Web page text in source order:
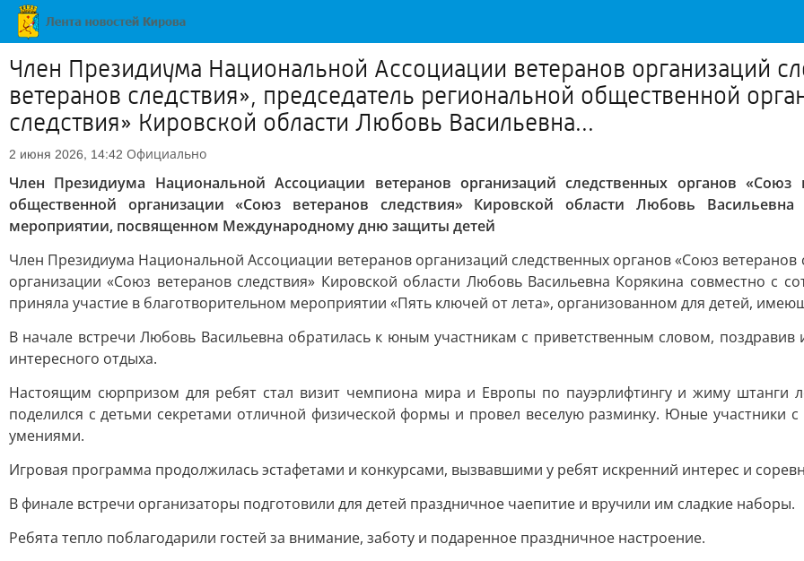
Член Президиума Национальной Ассоциации ветеранов организаций
ветеранов следствия», председатель региональной общественной
следствия» Кировской области Любовь Васильевна...
2 июня 2026, 14:42 Официально
Член Президиума Национальной Ассоциации ветеранов организаций следственных органов «Союз
общественной организации «Союз ветеранов следствия» Кировской области Любовь
мероприятии, посвященном Международному дню защиты детей
Член Президиума Национальной Ассоциации ветеранов организаций следственных органов «Союз
организации «Союз ветеранов следствия» Кировской области Любовь Васильевна Корякина совместно с
приняла участие в благотворительном мероприятии «Пять ключей от лета», организованном для детей,
В начале встречи Любовь Васильевна обратилась к юным участникам с приветственным словом, поздравив
интересного отдыха.
Настоящим сюрпризом для ребят стал визит чемпиона мира и Европы по пауэрлифтингу и жиму штанги
поделился с детьми секретами отличной физической формы и провел веселую разминку. Юные участники
умениями.
Игровая программа продолжилась эстафетами и конкурсами, вызвавшими у ребят искренний интерес и
В финале встречи организаторы подготовили для детей праздничное чаепитие и вручили им сладкие наборы.
Ребята тепло поблагодарили гостей за внимание, заботу и подаренное праздничное настроение.